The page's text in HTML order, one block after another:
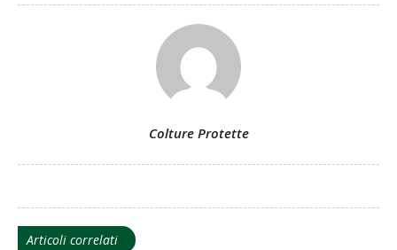
Colture Protette
Articoli correlati